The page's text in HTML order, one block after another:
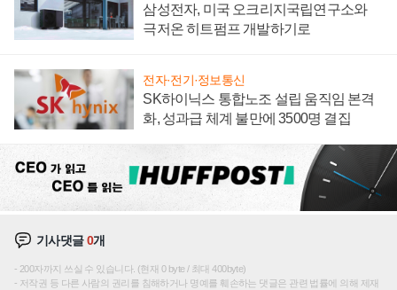
삼성전자, 미국 오크리지국립연구소와
극저온 히트펌프 개발하기로
전자·전기·정보통신
SK하이닉스 통합노조 설립 움직임 본격
화, 성과급 체계 불만에 3500명 결집
기사댓글0개
200자까지 쓰실 수 있습니다. (현재 0 byte / 최대 400byte)
저작권 등 다른 사람의 권리를 침해하거나 명예를 훼손하는 댓글은 관련 법률에 의해 제재